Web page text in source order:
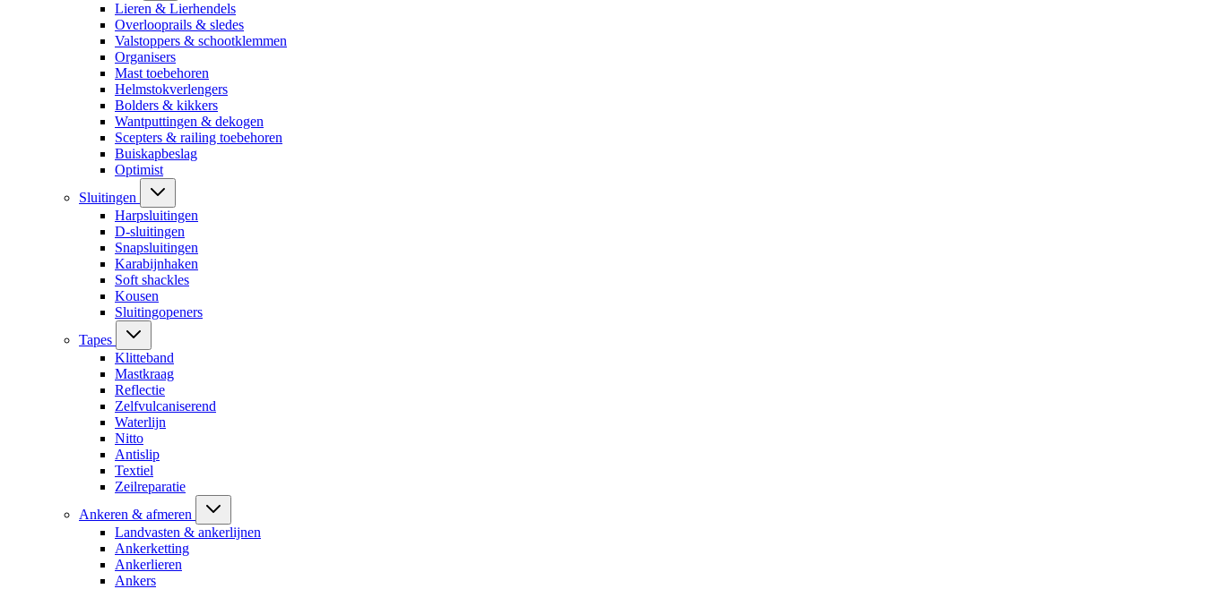
Lieren & Lierhendels
Overlooprails & sledes
Valstoppers & schootklemmen
Organisers
Mast toebehoren
Helmstokverlengers
Bolders & kikkers
Wantputtingen & dekogen
Scepters & railing toebehoren
Buiskapbeslag
Optimist
Sluitingen
Harpsluitingen
D-sluitingen
Snapsluitingen
Karabijnhaken
Soft shackles
Kousen
Sluitingopeners
Tapes
Klitteband
Mastkraag
Reflectie
Zelfvulcaniserend
Waterlijn
Nitto
Antislip
Textiel
Zeilreparatie
Ankeren & afmeren
Landvasten & ankerlijnen
Ankerketting
Ankerlieren
Ankers